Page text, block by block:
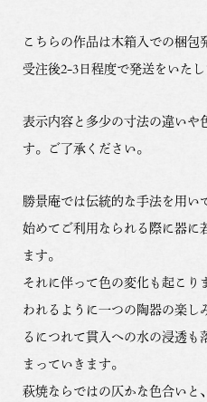
こちらの作品は木箱入での梱包
受注後2-3日程度で発送をいたし
表示内容と多少の寸法の違いや
す。ご了承ください。
勝景庵では伝統的な手法を用い
始めてご利用なられる際に器に
ます。
それに伴って色の変化も起こ
われるように一つの陶器の楽
るにつれて貫入への水の浸透
まっていきます。
萩焼ならではの仄かな色合いと